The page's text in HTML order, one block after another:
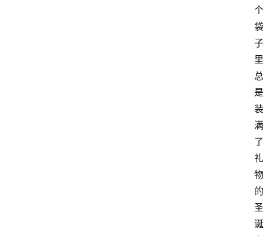
个
袋
子
里
总
是
装
满
了
礼
物
的
圣
诞